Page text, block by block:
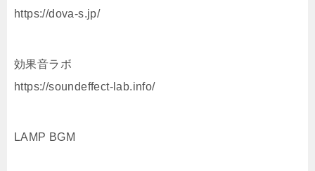
https://dova-s.jp/
効果音ラボ
https://soundeffect-lab.info/
LAMP BGM